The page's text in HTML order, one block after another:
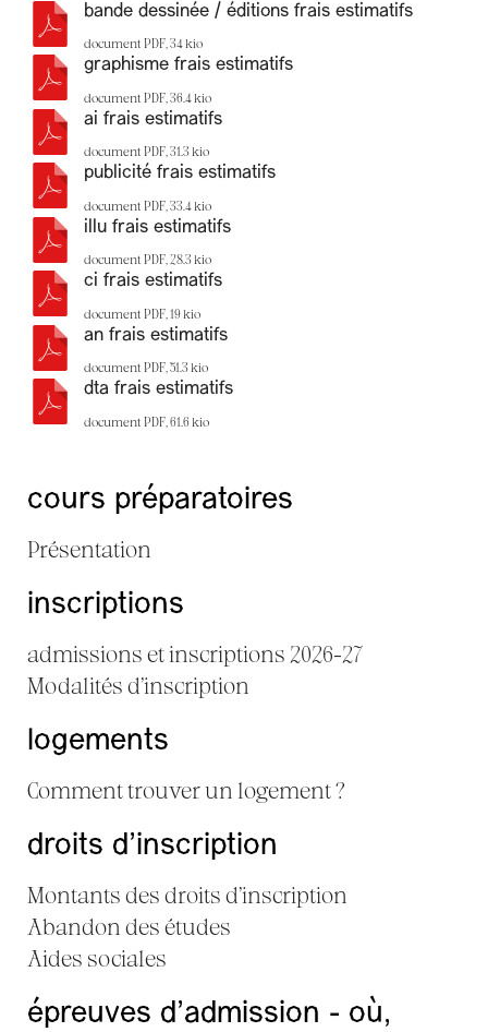
bande dessinée / éditions frais estimatifs
document PDF, 34 kio
graphisme frais estimatifs
document PDF, 36.4 kio
ai frais estimatifs
document PDF, 31.3 kio
publicité frais estimatifs
document PDF, 33.4 kio
illu frais estimatifs
document PDF, 28.3 kio
ci frais estimatifs
document PDF, 19 kio
an frais estimatifs
document PDF, 51.3 kio
dta frais estimatifs
document PDF, 61.6 kio
cours préparatoires
Présentation
inscriptions
admissions et inscriptions 2026-27
Modalités d’inscription
logements
Comment trouver un logement ?
droits d’inscription
Montants des droits d’inscription
Abandon des études
Aides sociales
épreuves d’admission - où,